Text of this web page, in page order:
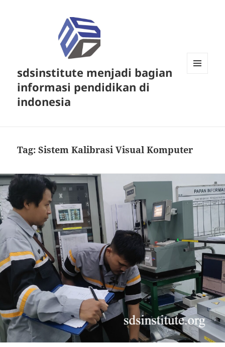
sdsinstitute menjadi bagian
informasi pendidikan di
indonesia
Tag:Sistem Kalibrasi Visual Komputer